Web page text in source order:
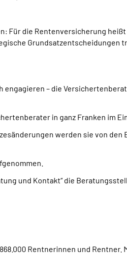
Für die Rentenversicherung
Grundsatzentscheidungen
engagieren – die
in ganz Franken im
werden sie von den
und Kontakt“ die
Rentnerinnen und Rentner.